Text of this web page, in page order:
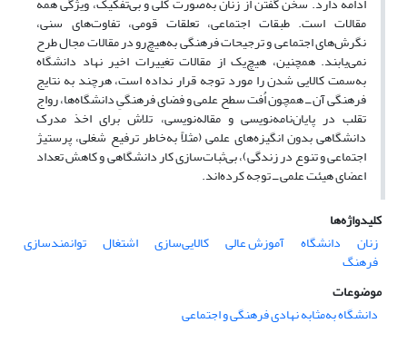
مقالات است. طبقات اجتماعی، تعلقات قومی، تفاوت‌های سنی،
نگرش‌های اجتماعی و ترجیحات فرهنگی به‌هیچ‌رو در مقالات مجال طرح
نمی‌یابند. همچنین، هیچ‌یک از مقالات تغییرات اخیر نهاد دانشگاه
به‌سمت کالایی شدن را مورد توجه قرار نداده است، هرچند به نتایج
فرهنگی آن ــ همچون اُفت سطح علمی و فضای فرهنگیِ دانشگاه‌ها، رواج
تقلب در پایان‌نامه‌نویسی و مقاله‌نویسی، تلاش برای اخذ مدرک
دانشگاهی بدون انگیزه‌های علمی (مثلاً به‌خاطر ترفیع شغلی، پرستیژ
اجتماعی و تنوع در زندگی)، بی‌ثبات‌سازی کار دانشگاهی و کاهش تعداد
اعضای هیئت علمی ــ توجه کرده‌اند.
کلیدواژه‌ها
زنان
دانشگاه آموزش عالی کالایی‌سازی اشتغال توانمندسازی
فرهنگ
موضوعات
دانشگاه به‌مثابه نهادی فرهنگی و اجتماعی